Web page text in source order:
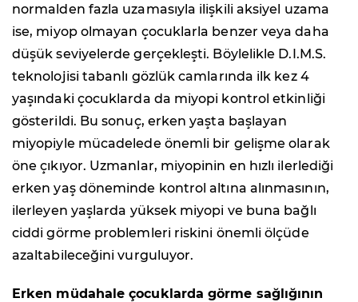
normalden fazla uzamasıyla ilişkili aksiyel uzama
ise, miyop olmayan çocuklarla benzer veya daha
düşük seviyelerde gerçekleşti. Böylelikle D.I.M.S.
teknolojisi tabanlı gözlük camlarında ilk kez 4
yaşındaki çocuklarda da miyopi kontrol etkinliği
gösterildi. Bu sonuç, erken yaşta başlayan
miyopiyle mücadelede önemli bir gelişme olarak
öne çıkıyor. Uzmanlar, miyopinin en hızlı ilerlediği
erken yaş döneminde kontrol altına alınmasının,
ilerleyen yaşlarda yüksek miyopi ve buna bağlı
ciddi görme problemleri riskini önemli ölçüde
azaltabileceğini vurguluyor.
Erken müdahale çocuklarda görme sağlığının